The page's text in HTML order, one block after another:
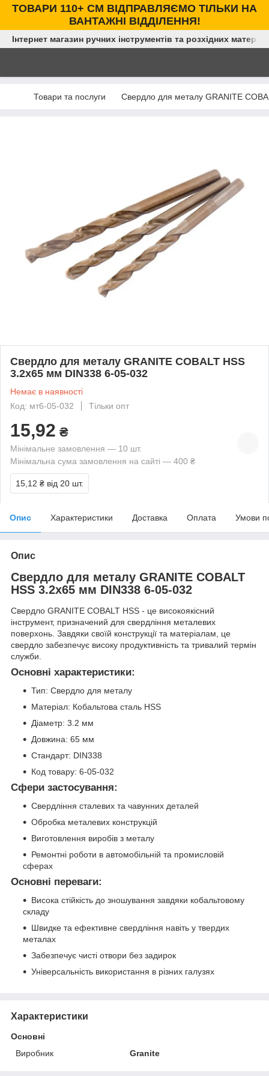
ТОВАРИ 110+ СМ ВІДПРАВЛЯЄМО ТІЛЬКИ НА
ВАНТАЖНІ ВІДДІЛЕННЯ!
Інтернет магазин ручних інструментів та розхідних
Товари та послуги Свердло для металу GRANITE
Свердло для металу GRANITE COBALT HSS
3.2х65 мм DIN338 6-05-032
Немає в наявності
Код: мт6-05-032
Тільки опт
15,92 ₴
Мінімальне замовлення — 10 шт.
Мінімальна сума замовлення на сайті — 400 ₴
15,12 ₴ від 20 шт.
Опис Характеристики Доставка Оплата Умови
Опис
Свердло для металу GRANITE COBALT
HSS 3.2х65 мм DIN338 6-05-032
Свердло GRANITE COBALT HSS - це високоякісний
інструмент, призначений для свердління металевих
поверхонь. Завдяки своїй конструкції та матеріалам, це
свердло забезпечує високу продуктивність та тривалий термін
служби.
Основні характеристики:
Тип: Свердло для металу
Матеріал: Кобальтова сталь HSS
Діаметр: 3.2 мм
Довжина: 65 мм
Стандарт: DIN338
Код товару: 6-05-032
Сфери застосування:
Свердління сталевих та чавунних деталей
Обробка металевих конструкцій
Виготовлення виробів з металу
Ремонтні роботи в автомобільній та промисловій
сферах
Основні переваги:
Висока стійкість до зношування завдяки кобальтовому
складу
Швидке та ефективне свердління навіть у твердих
металах
Забезпечує чисті отвори без задирок
Універсальність використання в різних галузях
Характеристики
Основні
Виробник
Granite